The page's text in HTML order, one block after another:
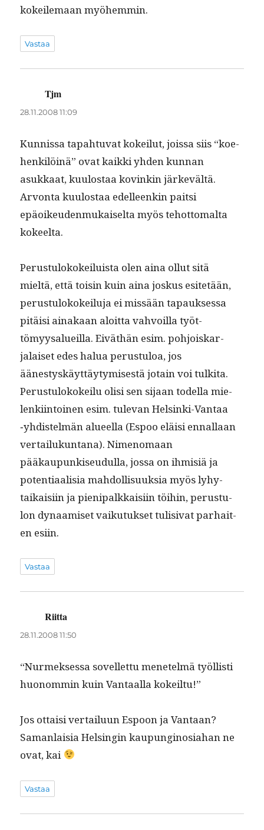
kokeile­maan myöhemmin.
Vastaa
Tjm
28.11.2008 11:09
Kun­nis­sa tapah­tu­vat kokeilut, jois­sa siis “koe­
henkilöinä” ovat kaik­ki yhden kun­nan
asukkaat, kuu­lostaa kovinkin järkevältä.
Arvon­ta kuu­lostaa edelleenkin pait­si
epäoikeu­den­mukaiselta myös tehot­toma­l­ta
kokeelta.
Perus­tu­lokokeiluista olen aina ollut sitä
mieltä, että toisin kuin aina joskus esitetään,
perus­tu­lokokeilu­ja ei mis­sään tapauk­ses­sa
pitäisi ainakaan aloit­ta vahvoil­la työt­
tömyysalueil­la. Eiväthän esim. pohjoiskar­
jalaiset edes halua perus­tu­loa, jos
äänestyskäyt­täy­tymis­es­tä jotain voi tulki­ta.
Perus­tu­lokokeilu olisi sen sijaan todel­la mie­
lenki­in­toinen esim. tule­van Helsin­ki-Van­taa
‑yhdis­telmän alueel­la (Espoo eläisi ennal­laan
ver­tailukun­tana). Nimeno­maan
pääkaupunkiseudul­la, jos­sa on ihmisiä ja
poten­ti­aal­isia mah­dol­lisuuk­sia myös lyhy­
taikaisi­in ja pieni­palkkaisi­in töi­hin, perus­tu­
lon dynaamiset vaiku­tuk­set tuli­si­vat parhait­
en esiin.
Vastaa
Riitta
28.11.2008 11:50
“Nurmek­ses­sa sovel­let­tu menetelmä työl­listi
huonom­min kuin Van­taal­la kokeiltu!”
Jos ottaisi ver­tailu­un Espoon ja Van­taan?
Saman­laisia Helsin­gin kaupungi­nosi­a­han ne
ovat, kai
Vastaa